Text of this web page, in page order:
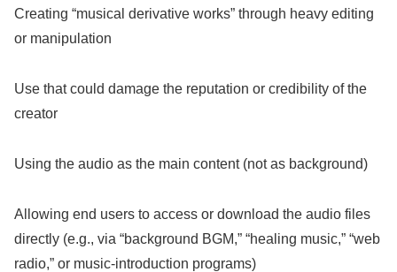
Creating “musical derivative works” through heavy editing
or manipulation
Use that could damage the reputation or credibility of the
creator
Using the audio as the main content (not as background)
Allowing end users to access or download the audio files
directly (e.g., via “background BGM,” “healing music,” “web
radio,” or music-introduction programs)